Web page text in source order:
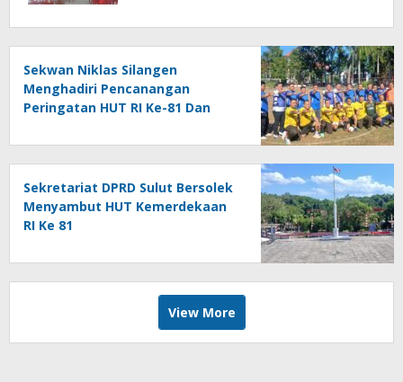
Sekwan Niklas Silangen
Menghadiri Pencanangan
Peringatan HUT RI Ke-81 Dan
Gubernur Fun Game Mini Soccer
Melawan Tim Kodam XIII
Merdeka
Sekretariat DPRD Sulut Bersolek
Menyambut HUT Kemerdekaan
RI Ke 81
View More